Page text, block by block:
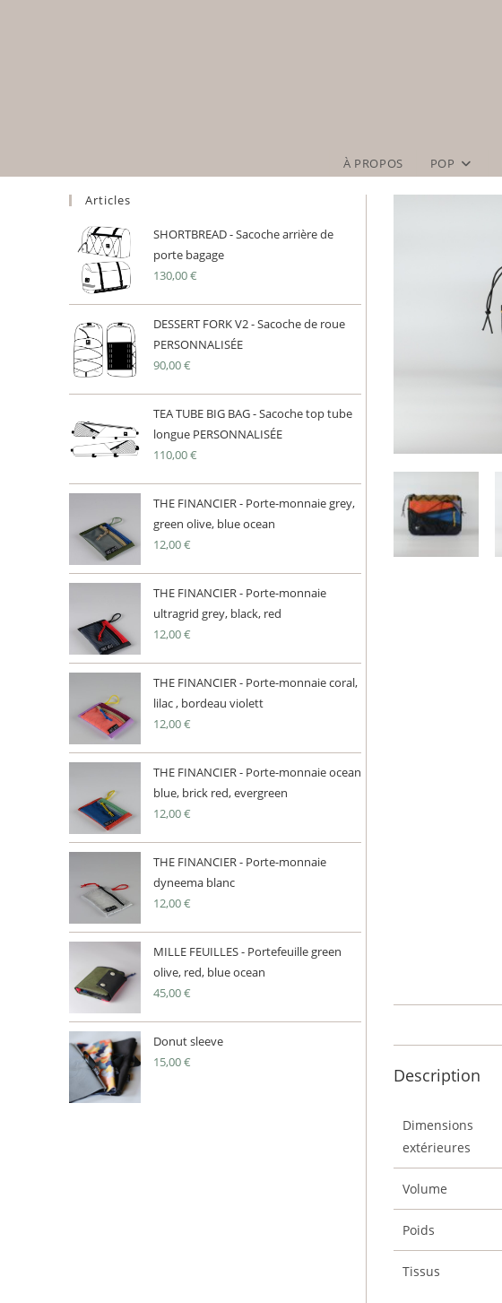
À PROPOS POP
Description
Dimensions
extérieures
Volume
Poids
Tissus
Articles
SHORTBREAD - Sacoche arrière de
porte bagage
130,00€
DESSERT FORK V2 - Sacoche de roue
PERSONNALISÉE
90,00€
TEA TUBE BIG BAG - Sacoche top tube
longue PERSONNALISÉE
110,00€
THE FINANCIER - Porte-monnaie grey,
green olive, blue ocean
12,00€
THE FINANCIER - Porte-monnaie
ultragrid grey, black, red
12,00€
THE FINANCIER - Porte-monnaie coral,
lilac , bordeau violett
12,00€
THE FINANCIER - Porte-monnaie ocean
blue, brick red, evergreen
12,00€
THE FINANCIER - Porte-monnaie
dyneema blanc
12,00€
MILLE FEUILLES - Portefeuille green
olive, red, blue ocean
45,00€
Donut sleeve
15,00€